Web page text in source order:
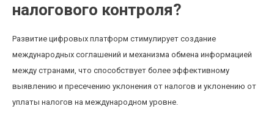
налогового контроля?
Развитие цифровых платформ стимулирует создание
международных соглашений и механизма обмена информацией
между странами, что способствует более эффективному
выявлению и пресечению уклонения от налогов и уклонению от
уплаты налогов на международном уровне.